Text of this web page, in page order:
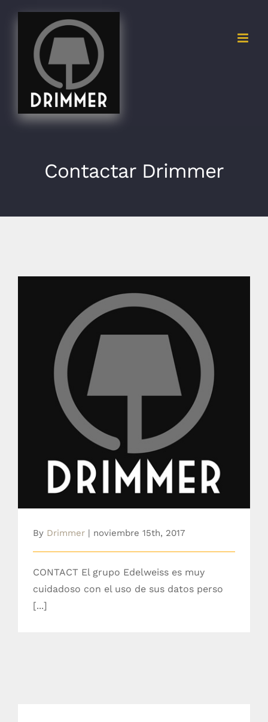
content
Contactar Drimmer
By Drimmer | noviembre 15th, 2017
CONTACT El grupo Edelweiss es muy
cuidadoso con el uso de sus datos perso
[...]